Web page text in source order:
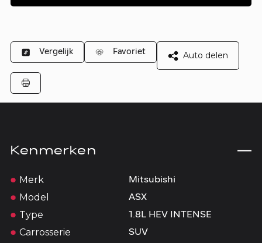
Vergelijk Favoriet Auto delen
Kenmerken
Merk Mitsubishi
Model ASX
Type 1.8L HEV INTENSE
Carrosserie SUV